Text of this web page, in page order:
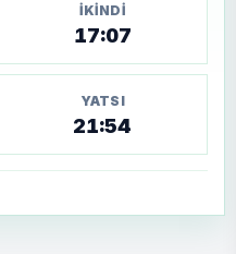
İKINDI
17:07
YATSI
21:54